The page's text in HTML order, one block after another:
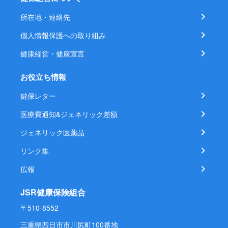
所在地・連絡先
個人情報保護への取り組み
健康経営・健康宣言
お役立ち情報
健保レター
医療費通知&ジェネリック差額
ジェネリック医薬品
リンク集
広報
JSR健康保険組合
〒510-8552
三重県四日市市川尻町100番地